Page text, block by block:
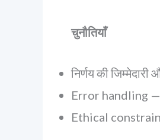
चुनौतियाँ
निर्णय की
Error handling —
Ethical